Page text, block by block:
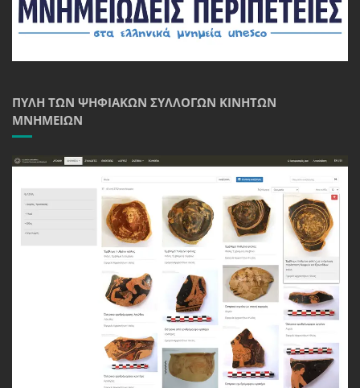
ΠΎΛΗ ΤΩΝ ΨΗΦΙΑΚΏΝ ΣΥΛΛΟΓΏΝ ΚΙΝΗΤΏΝ
ΜΝΗΜΕΊΩΝ